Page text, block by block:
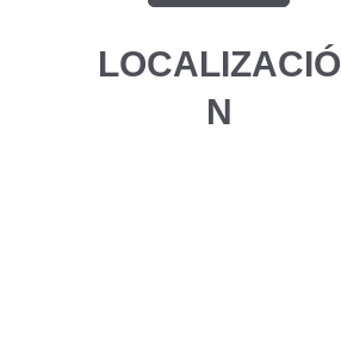
LOCALIZACIÓ
N